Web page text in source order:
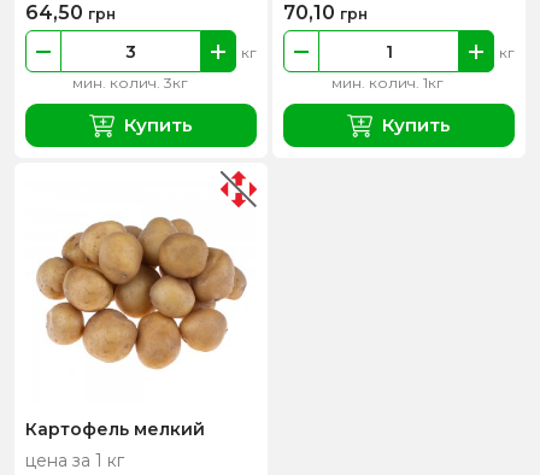
мин. колич. 3кг
кг
64,50 грн
Купить
мин. колич. 1кг
кг
70,10 грн
Купить
Картофель мелкий
цена за 1 кг